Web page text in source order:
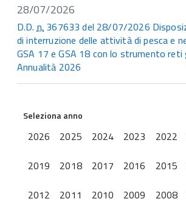
28/07/2026
D.D.n. 367633 del 28/07/2026
di interruzione delle attività di pesca e
GSA 17 e GSA 18 con lo strumento reti
Annualità 2026
Seleziona anno
2026 2025 2024 2023 2022
2019
2018 2017 2016 2015
2012
2011 2010 2009 2008